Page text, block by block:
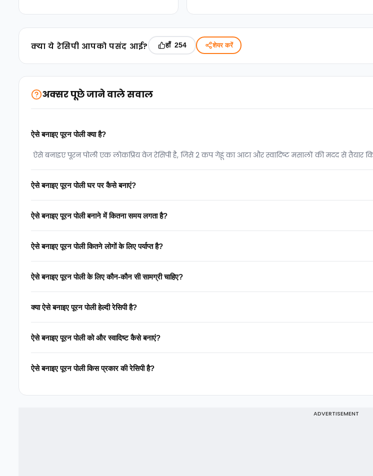
क्‍या ये रेसिपी आपको पसंद आई? हाँ 254 शेयर करें
अक्सर पूछे जाने वाले सवाल
ऐसे बनाइए पूरन पोली क्या है?
ऐसे बनाइए पूरन पोली एक लोकप्रिय वेज रेसिपी है, जिसे 2 कप गेहूं का आटा और स्वादिष्ट मसालों की मदद से तैयार
ऐसे बनाइए पूरन पोली घर पर कैसे बनाएं?
ऐसे बनाइए पूरन पोली बनाने में कितना समय लगता है?
ऐसे बनाइए पूरन पोली कितने लोगों के लिए पर्याप्त है?
ऐसे बनाइए पूरन पोली के लिए कौन-कौन सी सामग्री चाहिए?
क्या ऐसे बनाइए पूरन पोली हेल्दी रेसिपी है?
ऐसे बनाइए पूरन पोली को और स्वादिष्ट कैसे बनाएं?
ऐसे बनाइए पूरन पोली किस प्रकार की रेसिपी है?
ADVERTISEMENT